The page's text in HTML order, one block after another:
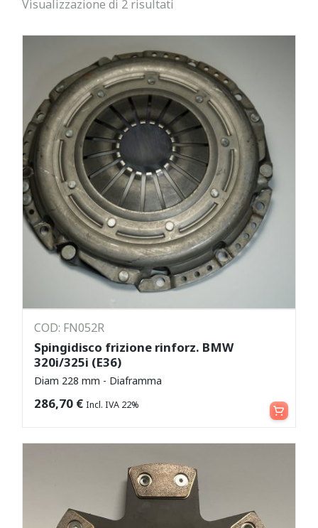
Visualizzazione di 2 risultati
COD: FN052R
Spingidisco frizione rinforz. BMW
320i/325i (E36)
Diam 228 mm - Diaframma
286,70 € Incl. IVA 22% Aggiungi al carrello